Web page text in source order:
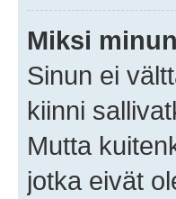
Miksi
Sinun ei
kiinni
Mutta
jotka eivät